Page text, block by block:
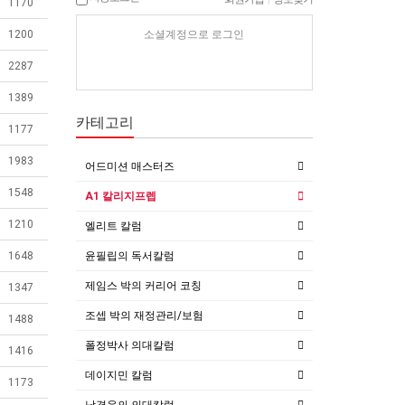
1170
1200
2287
1389
1177
1983
1548
1210
1648
1347
1488
1416
1173
소셜계정으로 로그인
카테고리
어드미션 매스터즈
A1 칼리지프렙
엘리트 칼럼
윤필립의 독서칼럼
제임스 박의 커리어 코칭
조셉 박의 재정관리/보험
폴정박사 의대칼럼
데이지민 칼럼